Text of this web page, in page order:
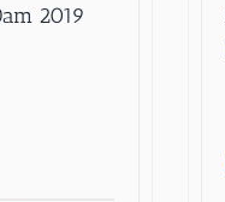
2019